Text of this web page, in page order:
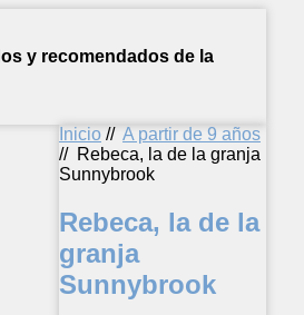
y recomendados de la
Inicio // A partir de 9 años
// Rebeca, la de la granja
Sunnybrook
Rebeca, la de la
granja
Sunnybrook